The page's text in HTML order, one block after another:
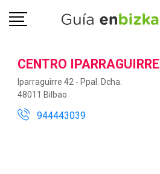
CENTRO IPARRAGUIRRE
Iparraguirre 42 - Ppal. Dcha.
48011 Bilbao
944443039